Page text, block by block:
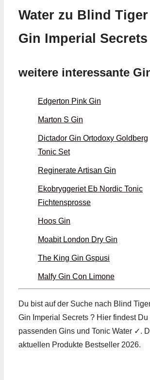
Water zu Blind Tiger
Gin Imperial Secrets
weitere interessante
Edgerton Pink Gin
Marton S Gin
Dictador Gin Ortodoxy Goldberg
Tonic Set
Reginerate Artisan Gin
Ekobryggeriet Eb Nordic Tonic
Fichtensprosse
Hoos Gin
Moabit London Dry Gin
The King Gin Gspusi
Malfy Gin Con Limone
Du bist auf der Suche nach Blind
Gin Imperial Secrets ? Hier findest Du
passenden Gins und Tonic Water ✓.
aktuellen Produkte Bestseller 2026.